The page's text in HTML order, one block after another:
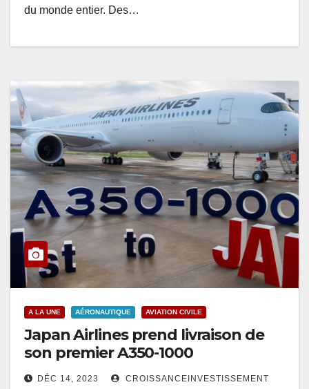
du monde entier. Des…
A LA UNE AÉRONAUTIQUE AVIATION CIVILE
Japan Airlines prend livraison de
son premier A350-1000
DÉC 14, 2023 CROISSANCEINVESTISSEMENT